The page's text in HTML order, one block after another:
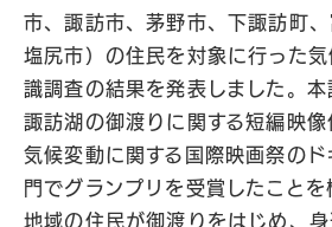
市、諏訪市、茅野市、下諏訪町、
塩尻市）の住民を対象に行った
識調査の結果を発表しました。
諏訪湖の御渡りに関する短編映
気候変動に関する国際映画祭のド
門でグランプリを受賞したこと
地域の住民が御渡りをはじめ、